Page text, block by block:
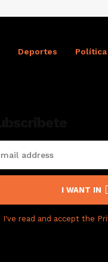
Deportes Política
I WANT IN
I've read and accept the